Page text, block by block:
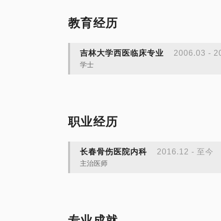
教育经历
吉林大学西医临床专业 2006.03 -
学士
职业经历
长春骨伤医院内科 2016.12 - 至今
主治医师